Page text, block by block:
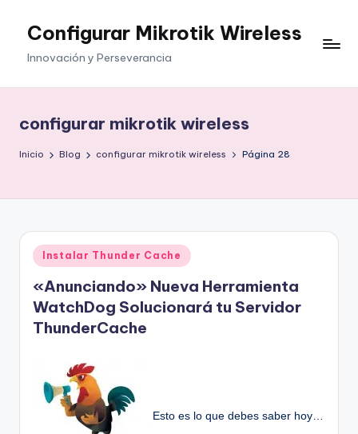
SaltarConfigurar Mikrotik Wireless
Innovación y Perseverancia
configurar mikrotik wireless
Inicio Blog configurar mikrotik wireless Página 28
Publicado
en
Instalar Thunder Cache
«Anunciando» Nueva Herramienta
WatchDog Solucionará tu Servidor
ThunderCache
Esto es lo que debes saber hoy…